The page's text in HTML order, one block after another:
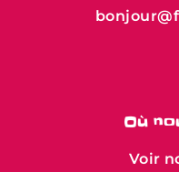
Où
Voir